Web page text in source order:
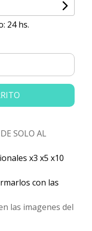
24 hs.
SOLO AL
x3 x5 x10
con las
las imagenes del